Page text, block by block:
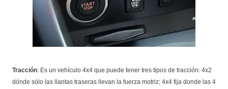
Tracción: Es un vehículo 4x4 que puede tener tres tipos de tracción: 4x2
dónde sólo las llantas traseras llevan la fuerza motriz; 4x4 fija donde las 4